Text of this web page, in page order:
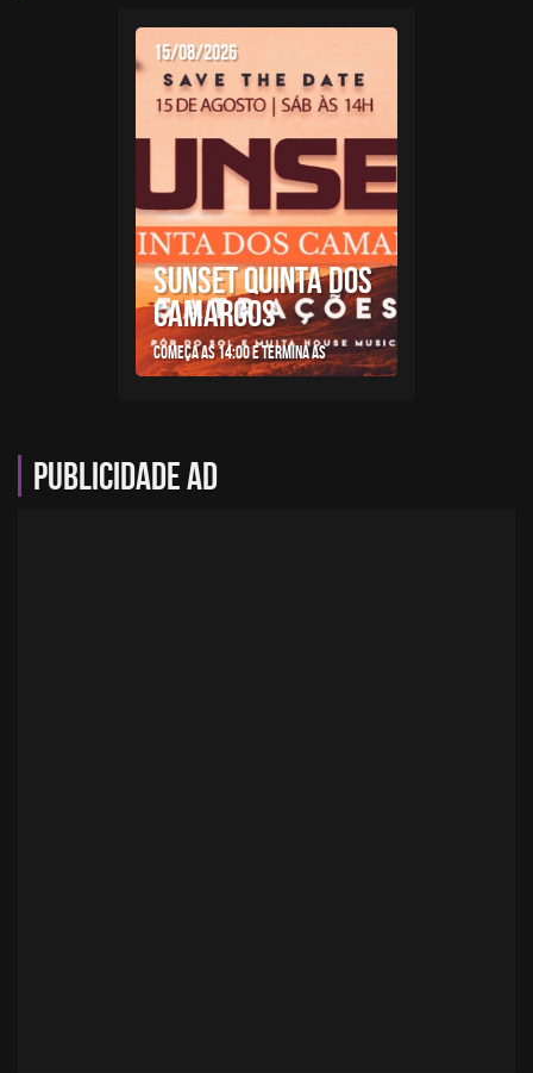
15/08/2026
SUNSET QUINTA DOS
CAMARGOS
Começa as 14:00 e termina as
Publicidade AD